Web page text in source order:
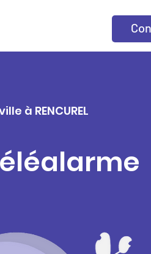
à RENCUREL